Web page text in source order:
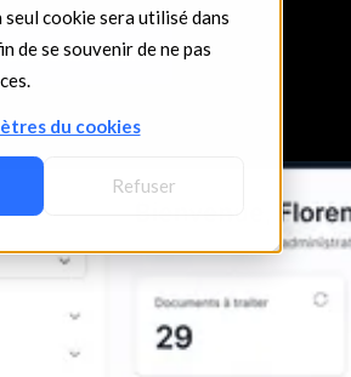
cookie sera utilisé dans
de se souvenir de ne pas
du cookies
Refuser
démonstration